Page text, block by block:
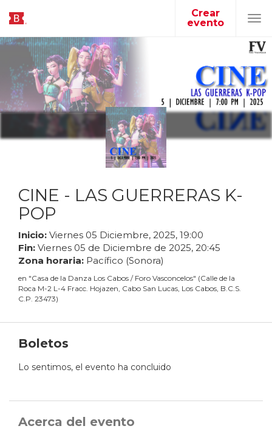
Crear
evento
CINE - LAS GUERRERAS K-
POP
Inicio: Viernes 05 Diciembre, 2025, 19:00
Fin: Viernes 05 de Diciembre de 2025, 20:45
Zona horaria: Pacífico (Sonora)
en "Casa de la Danza Los Cabos / Foro Vasconcelos" (Calle de la
Roca M-2 L-4 Fracc. Hojazen, Cabo San Lucas, Los Cabos, B.C.S.
C.P. 23473)
Boletos
Lo sentimos, el evento ha concluido
Acerca del evento